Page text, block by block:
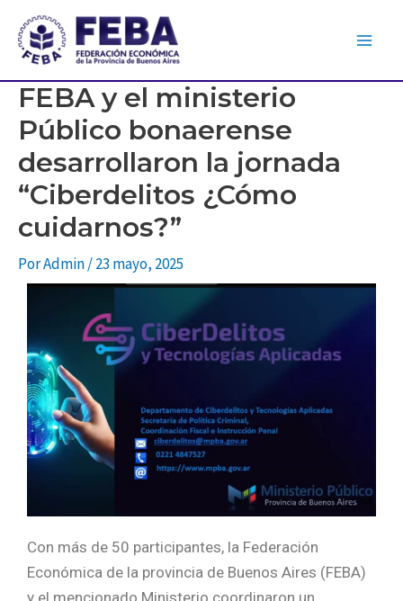
FEBA y el ministerio
Público bonaerense
desarrollaron la jornada
“Ciberdelitos ¿Cómo
cuidarnos?”
PorAdmin/23 mayo, 2025
Con más de 50 participantes, la Federación
Económica de la provincia de Buenos Aires (FEBA)
y el mencionado Ministerio coordinaron un